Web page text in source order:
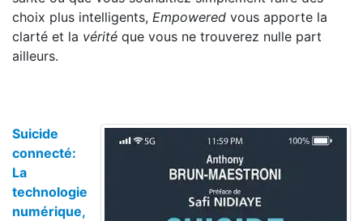
choix plus intelligents, Empowered vous apporte la
clarté et la vérité que vous ne trouverez nulle part
ailleurs.
Suicide
connecté:
La
technologie
numérique,